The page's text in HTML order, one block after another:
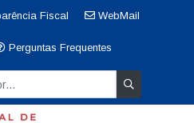
Fiscal WebMail
Perguntas Frequentes